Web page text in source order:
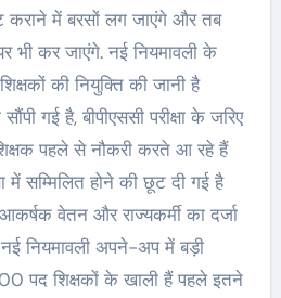
कराने में बरसों लग जाएंगे और तब
भी कर जाएंगे. नई नियमावली के
की नियुक्ति की जानी है
गई है, बीपीएससी परीक्षा के जरिए
शिक्षक पहले से नौकरी करते आ रहे हैं
में सम्मिलित होने की छूट दी गई है
वेतन और राज्यकर्मी का दर्जा
नियमावली अपने-अप में बड़ी
पद शिक्षकों के खाली हैं पहले इतने